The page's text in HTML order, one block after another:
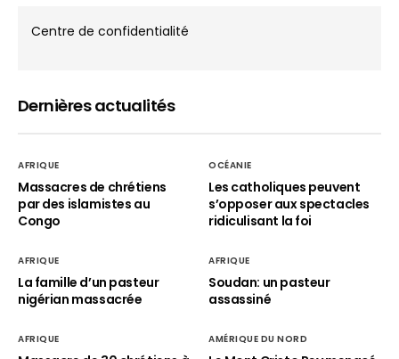
Centre de confidentialité
Dernières actualités
AFRIQUE
Massacres de chrétiens
par des islamistes au
Congo
OCÉANIE
Les catholiques peuvent
s’opposer aux spectacles
ridiculisant la foi
AFRIQUE
La famille d’un pasteur
nigérian massacrée
AFRIQUE
Soudan: un pasteur
assassiné
AFRIQUE AMÉRIQUE DU NORD